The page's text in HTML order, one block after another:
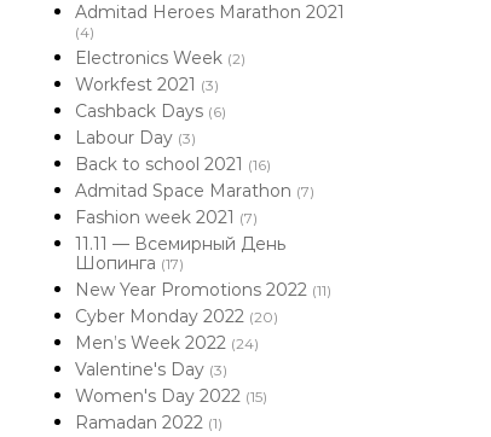
Admitad Heroes Marathon 2021
(4)
Electronics Week (2)
Workfest 2021 (3)
Cashback Days (6)
Labour Day (3)
Back to school 2021 (16)
Admitad Space Marathon (7)
Fashion week 2021 (7)
11.11 — Всемирный День
Шопинга (17)
New Year Promotions 2022 (11)
Cyber Monday 2022 (20)
Men’s Week 2022 (24)
Valentine's Day (3)
Women's Day 2022 (15)
Ramadan 2022 (1)